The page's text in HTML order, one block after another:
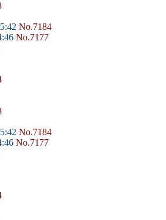
No.7184
No.7177
No.7184
No.7177